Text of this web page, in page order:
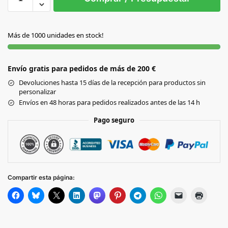
NEGRO
ROJO
VERDE
Más de 1000 unidades en stock!
Envío gratis para pedidos de más de 200 €
Devoluciones hasta 15 días de la recepción para productos sin
personalizar
Envíos en 48 horas para pedidos realizados antes de las 14 h
Pago seguro
Compartir esta página: